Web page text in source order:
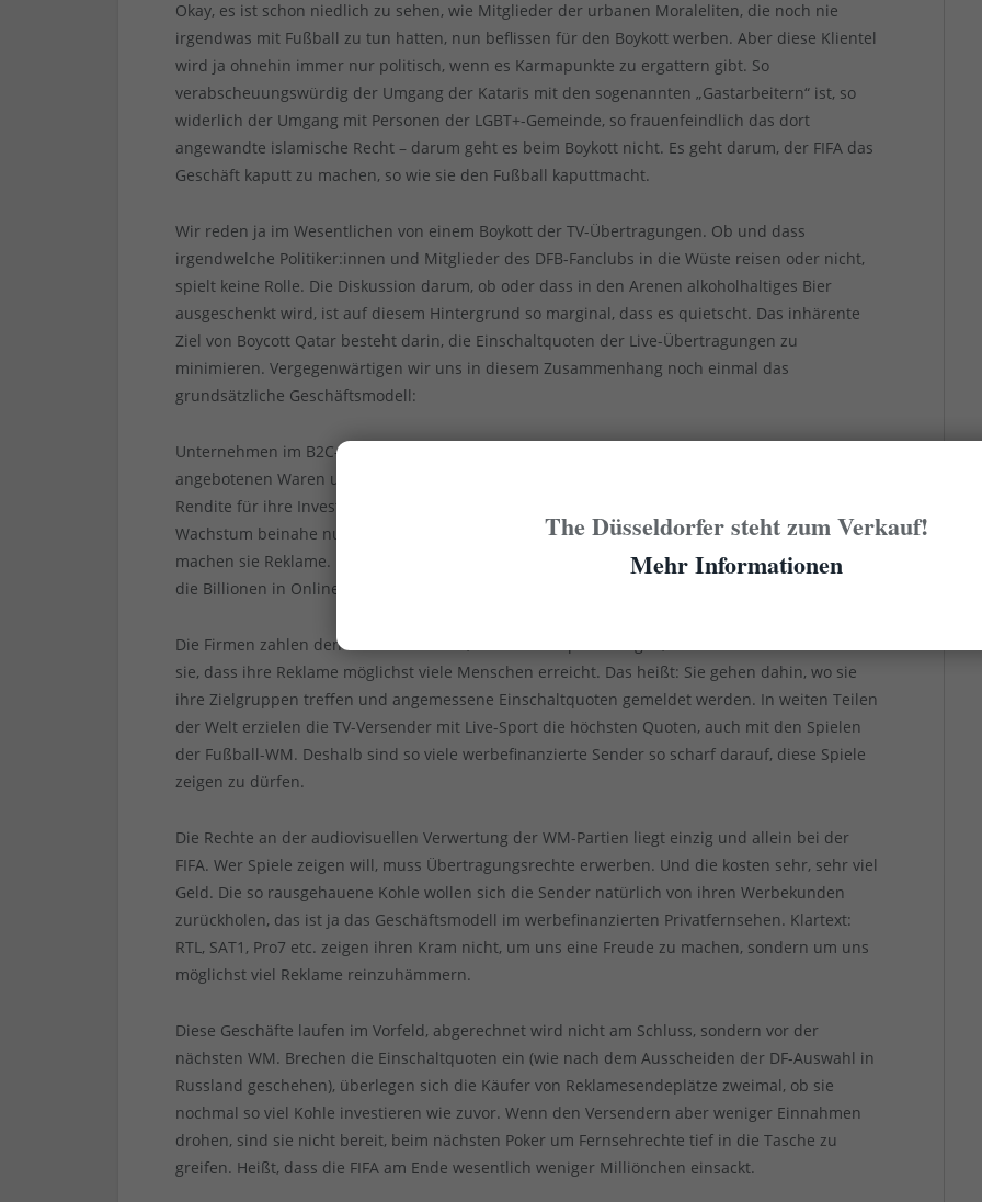
Okay, es ist schon niedlich zu sehen, wie Mitglieder der urbanen Moraleliten, die noch nie
irgendwas mit Fußball zu tun hatten, nun beflissen für den Boykott werben. Aber diese Klientel
wird ja ohnehin immer nur politisch, wenn es Karmapunkte zu ergattern gibt. So
verabscheuungswürdig der Umgang der Kataris mit den sogenannten „Gastarbeitern“ ist, so
widerlich der Umgang mit Personen der LGBT+-Gemeinde, so frauenfeindlich das dort
angewandte islamische Recht – darum geht es beim Boykott nicht. Es geht darum, der FIFA das
Geschäft kaputt zu machen, so wie sie den Fußball kaputtmacht.
Wir reden ja im Wesentlichen von einem Boykott der TV-Übertragungen. Ob und dass
irgendwelche Politiker:innen und Mitglieder des DFB-Fanclubs in die Wüste reisen oder nicht,
spielt keine Rolle. Die Diskussion darum, ob oder dass in den Arenen alkoholhaltiges Bier
ausgeschenkt wird, ist auf diesem Hintergrund so marginal, dass es quietscht. Das inhärente
Ziel von Boycott Qatar besteht darin, die Einschaltquoten der Live-Übertragungen zu
minimieren. Vergegenwärtigen wir uns in diesem Zusammenhang noch einmal das
grundsätzliche Geschäftsmodell:
Unternehmen im B2C-Bereich sind bestrebt, ihren Zielgruppen möglichst viele ihrer
angebotenen Waren und Dienstleistungen zu verkaufen, um so maximalen Profit und maximale
Rendite für ihre Investoren zu erwirtschaften. Da sie untereinander konkurrieren und
Wachstum beinahe nur noch durch immer wieder neue Produkte und Services erzielen können,
machen sie Reklame. Nachdem die im Print- und im Outdoor-Bereich kaum noch wirkt, fließen
die Billionen in Online-Sachen und in TV-Werbung.
Die Firmen zahlen den Fernsehsendern, die ihre TV-Spots bringen, ziemlich viel Geld. Da wollen
sie, dass ihre Reklame möglichst viele Menschen erreicht. Das heißt: Sie gehen dahin, wo sie
ihre Zielgruppen treffen und angemessene Einschaltquoten gemeldet werden. In weiten Teilen
der Welt erzielen die TV-Versender mit Live-Sport die höchsten Quoten, auch mit den Spielen
der Fußball-WM. Deshalb sind so viele werbefinanzierte Sender so scharf darauf, diese Spiele
zeigen zu dürfen.
Die Rechte an der audiovisuellen Verwertung der WM-Partien liegt einzig und allein bei der
FIFA. Wer Spiele zeigen will, muss Übertragungsrechte erwerben. Und die kosten sehr, sehr viel
Geld. Die so rausgehauene Kohle wollen sich die Sender natürlich von ihren Werbekunden
zurückholen, das ist ja das Geschäftsmodell im werbefinanzierten Privatfernsehen. Klartext:
RTL, SAT1, Pro7 etc. zeigen ihren Kram nicht, um uns eine Freude zu machen, sondern um uns
möglichst viel Reklame reinzuhämmern.
Diese Geschäfte laufen im Vorfeld, abgerechnet wird nicht am Schluss, sondern vor der
nächsten WM. Brechen die Einschaltquoten ein (wie nach dem Ausscheiden der DF-Auswahl in
Russland geschehen), überlegen sich die Käufer von Reklamesendeplätze zweimal, ob sie
nochmal so viel Kohle investieren wie zuvor. Wenn den Versendern aber weniger Einnahmen
drohen, sind sie nicht bereit, beim nächsten Poker um Fernsehrechte tief in die Tasche zu
greifen. Heißt, dass die FIFA am Ende wesentlich weniger Milliönchen einsackt.
The Düsseldorfer steht zum Verkauf!
Mehr Informationen